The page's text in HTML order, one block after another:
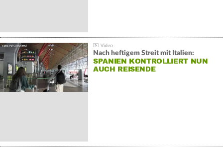
Nach heftigem Streit mit Italien:
SPANIEN KONTROLLIERT NUN
AUCH REISENDE